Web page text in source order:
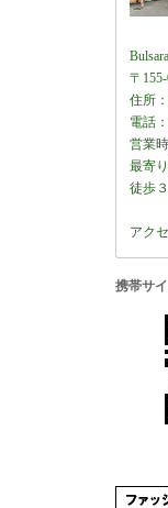
〒
住所
電話
営業
最寄
徒歩
アク
携帯サ